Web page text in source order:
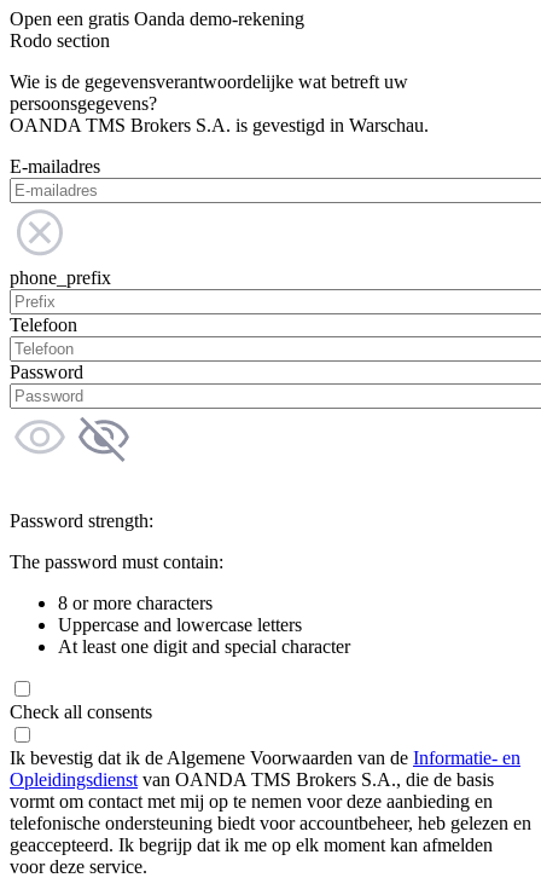
Open een gratis Oanda demo-rekening
Rodo section
Wie is de gegevensverantwoordelijke wat betreft uw
persoonsgegevens?
OANDA TMS Brokers S.A. is gevestigd in Warschau.
E-mailadres
phone_prefix
Telefoon
Password
Password strength:
The password must contain:
8 or more characters
Uppercase and lowercase letters
At least one digit and special character
Check all consents
Ik bevestig dat ik de Algemene Voorwaarden van de Informatie- en
Opleidingsdienst van OANDA TMS Brokers S.A., die de basis
vormt om contact met mij op te nemen voor deze aanbieding en
telefonische ondersteuning biedt voor accountbeheer, heb gelezen en
geaccepteerd. Ik begrijp dat ik me op elk moment kan afmelden
voor deze service.